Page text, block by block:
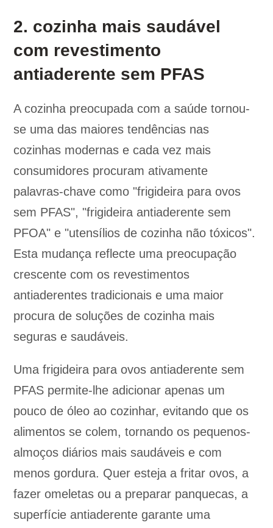
2. cozinha mais saudável
com revestimento
antiaderente sem PFAS
A cozinha preocupada com a saúde tornou-
se uma das maiores tendências nas
cozinhas modernas e cada vez mais
consumidores procuram ativamente
palavras-chave como "frigideira para ovos
sem PFAS", "frigideira antiaderente sem
PFOA" e "utensílios de cozinha não tóxicos".
Esta mudança reflecte uma preocupação
crescente com os revestimentos
antiaderentes tradicionais e uma maior
procura de soluções de cozinha mais
seguras e saudáveis.
Uma frigideira para ovos antiaderente sem
PFAS permite-lhe adicionar apenas um
pouco de óleo ao cozinhar, evitando que os
alimentos se colem, tornando os pequenos-
almoços diários mais saudáveis e com
menos gordura. Quer esteja a fritar ovos, a
fazer omeletas ou a preparar panquecas, a
superfície antiaderente garante uma